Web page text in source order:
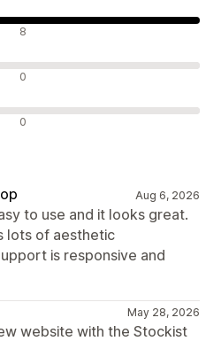
8
0
0
Aug 6, 2026
to use and it looks great.
lots of aesthetic
is responsive and
May 28, 2026
website with the Stockist